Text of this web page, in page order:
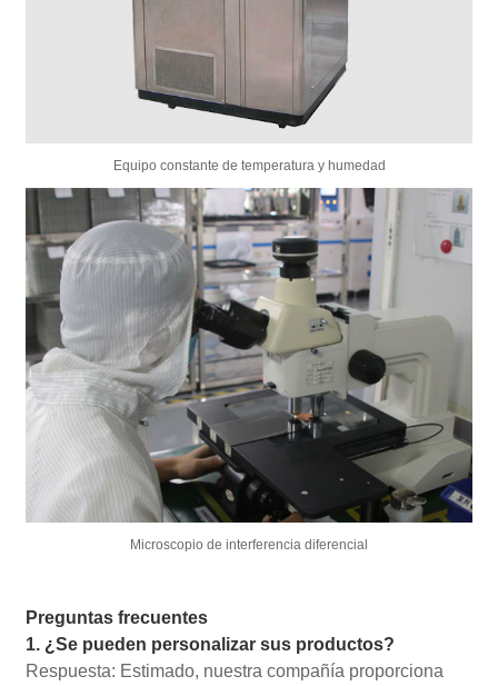
Equipo constante de temperatura y humedad
Microscopio de interferencia diferencial
Preguntas frecuentes
1. ¿Se pueden personalizar sus productos?
Respuesta: Estimado, nuestra compañía proporciona